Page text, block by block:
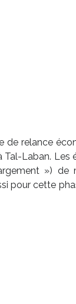
de relance
Laban. Les
»)
pour cette